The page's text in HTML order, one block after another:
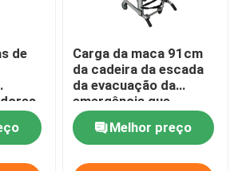
de
Carga da maca 91cm
da cadeira da escada
da evacuação da
emergência que
carrega 159KG
Melhor preço